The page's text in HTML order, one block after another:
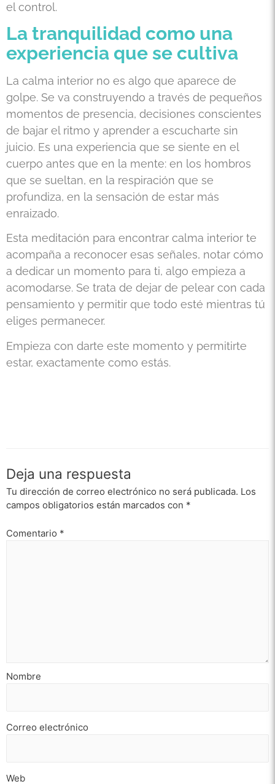
el control.
La tranquilidad como una
experiencia que se cultiva
La calma interior no es algo que aparece de
golpe. Se va construyendo a través de pequeños
momentos de presencia, decisiones conscientes
de bajar el ritmo y aprender a escucharte sin
juicio. Es una experiencia que se siente en el
cuerpo antes que en la mente: en los hombros
que se sueltan, en la respiración que se
profundiza, en la sensación de estar más
enraizado.
Esta meditación para encontrar calma interior te
acompaña a reconocer esas señales, notar cómo
a dedicar un momento para ti, algo empieza a
acomodarse. Se trata de dejar de pelear con cada
pensamiento y permitir que todo esté mientras tú
eliges permanecer.
Empieza con darte este momento y permitirte
estar, exactamente como estás.
Deja una respuesta
Tu dirección de correo electrónico no será publicada. Los
campos obligatorios están marcados con *
Comentario *
Nombre
Correo electrónico
Web